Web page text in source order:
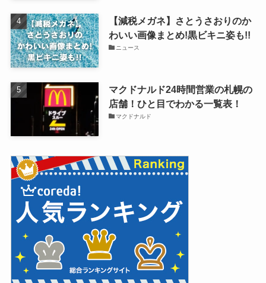
【減税メガネ】さとうさおりのか
わいい画像まとめ!黒ビキニ姿も!!
ニュース
マクドナルド24時間営業の札幌の
店舗！ひと目でわかる一覧表！
マクドナルド